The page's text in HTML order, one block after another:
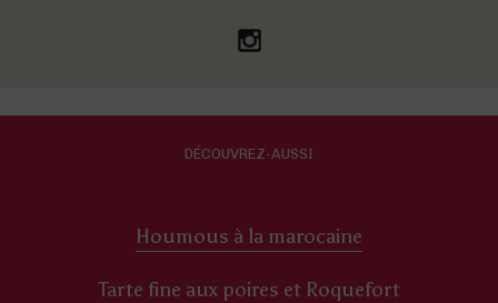
DÉCOUVREZ-AUSSI
Houmous à la marocaine
Tarte fine aux poires et Roquefort